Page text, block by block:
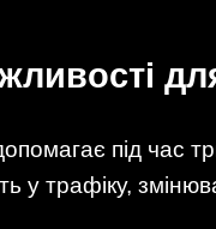
під час
у трафіку,